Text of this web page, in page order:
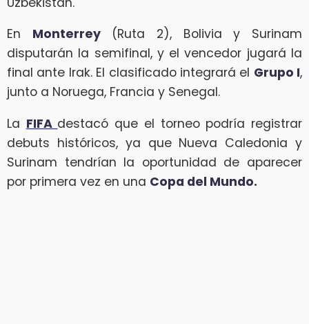
En Monterrey(Ruta 2), Bolivia y Surinam
disputarán la semifinal, y el vencedor jugará la
final ante Irak. El clasificado integrará el Grupo I,
junto a Noruega, Francia y Senegal.
La FIFA destacó que el torneo podría registrar
debuts históricos, ya que Nueva Caledonia y
Surinam tendrían la oportunidad de aparecer
por primera vez en una Copa del Mundo.